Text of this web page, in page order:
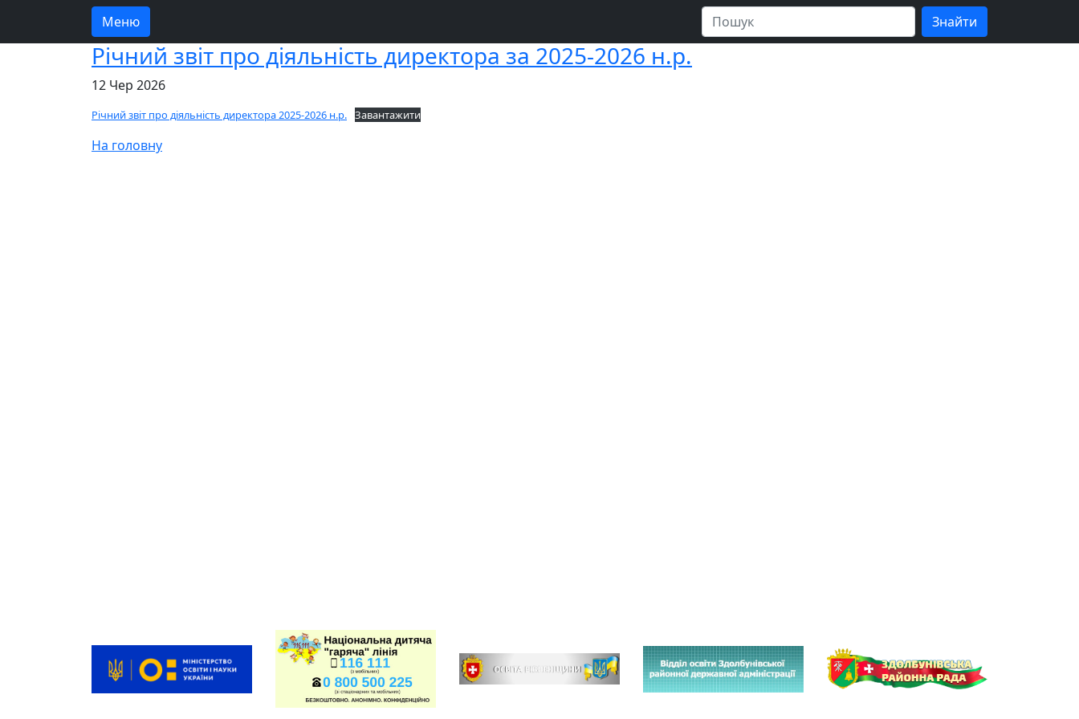
Меню
Річний звіт про діяльність директора за 2025-2026 н.р.
12 Чер 2026
Річний звіт про діяльність директора 2025-2026 н.р. Завантажити
На головну